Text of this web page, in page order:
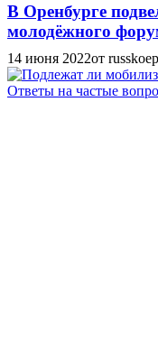
В Оренбурге
молодёжного
14 июня 2022от